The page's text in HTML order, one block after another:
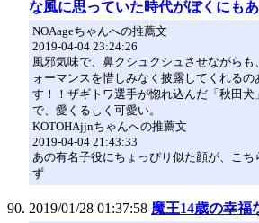
な風に思っていた時代がぼくにも
NOAageちゃんへの推薦文
2019-04-04 23:24:26
風邪気味で、鼻クシュクシュさせながらも
ォーマンスを惜しみなく披露してくれる
す！！ザギトワ選手が惚れ込んだ「秋田
で、愛くるしく可愛い。
KOTOHAjjnちゃんへの推薦文
2019-04-04 21:43:33
あの有名子役にちょっぴり似た顔が、こ
ず
2019/01/28 01:37:58 魔王14歳の幸福